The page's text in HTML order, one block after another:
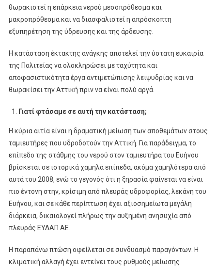
θωρακιστεί η επάρκεια νερού μεσοπρόθεσμα και
μακροπρόθεσμα και να διασφαλιστεί η απρόσκοπτη
εξυπηρέτηση της ύδρευσης και της άρδευσης.
Η κατάσταση έκτακτης ανάγκης αποτελεί την ύστατη ευκαιρία
της Πολιτείας να ολοκληρώσει με ταχύτητα και
αποφασιστικότητα έργα αντιμετώπισης λειψυδρίας και να
θωρακίσει την Αττική πριν να είναι πολύ αργά.
Γιατί φτάσαμε σε αυτή την κατάσταση;
Η κύρια αιτία είναι η δραματική μείωση των αποθεμάτων στους
ταμιευτήρες που υδροδοτούν την Αττική. Για παράδειγμα, το
επίπεδο της στάθμης του νερού στον ταμιευτήρα του Ευήνου
βρίσκεται σε ιστορικά χαμηλά επίπεδα, ακόμα χαμηλότερα από
αυτά του 2008, ενώ το γεγονός ότι η ξηρασία φαίνεται να είναι
πιο έντονη στην, κρίσιμη από πλευράς υδροφορίας, λεκάνη του
Ευήνου, και σε κάθε περίπτωση έχει αξιοσημείωτα μεγάλη
διάρκεια, δικαιολογεί πλήρως την αυξημένη ανησυχία από
πλευράς ΕΥΔΑΠ ΑΕ.
Η παραπάνω πτώση οφείλεται σε συνδυασμό παραγόντων. Η
κλιματική αλλαγή έχει εντείνει τους ρυθμούς μείωσης